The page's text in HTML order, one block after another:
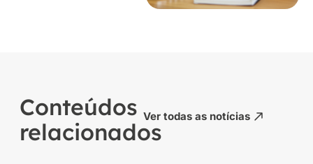
Conteúdos
relacionados
Ver todas as notícias